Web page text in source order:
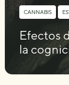
CANNABIS
Efectos
la